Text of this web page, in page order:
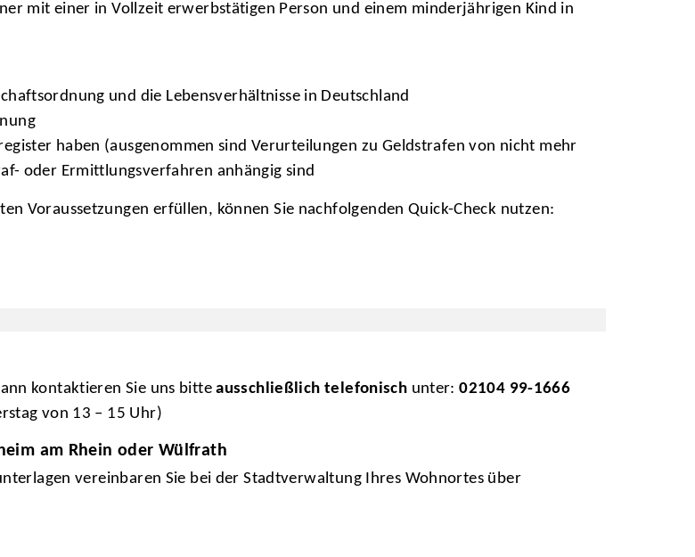
mit einer in Vollzeit erwerbstätigen Person und einem minderjährigen Kind in
und die Lebensverhältnisse in Deutschland
haben (ausgenommen sind Verurteilungen zu Geldstrafen von nicht mehr
oder Ermittlungsverfahren anhängig sind
Voraussetzungen erfüllen, können Sie nachfolgenden Quick-Check nutzen:
kontaktieren Sie uns bitteausschließlich telefonisch unter:02104 99-1666
von 13 – 15 Uhr)
am Rhein oder Wülfrath
vereinbaren Sie bei der Stadtverwaltung Ihres Wohnortes über